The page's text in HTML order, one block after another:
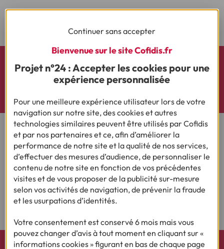
1 2 3 4 5 6 7
Découvrez nos actualités et le résultat de nos
enquêtes sur X (Twitter)
Rejoignez notre Espace Presse :
Consulter
Continuer sans accepter
Bienvenue sur le site Cofidis.fr
Projet n°24 : Accepter les cookies pour une
expérience personnalisée
Pour une meilleure expérience utilisateur lors de votre
navigation sur notre site, des cookies et autres
technologies similaires peuvent être utilisés par Cofidis
et par nos partenaires et ce, afin d’améliorer la
performance de notre site et la qualité de nos services,
d’effectuer des mesures d’audience, de personnaliser le
contenu de notre site en fonction de vos précédentes
visites et de vous proposer de la publicité sur-mesure
selon vos activités de navigation, de prévenir la fraude
et les usurpations d’identités.
Votre consentement est conservé 6 mois mais vous
pouvez changer d’avis à tout moment en cliquant sur «
informations cookies » figurant en bas de chaque page